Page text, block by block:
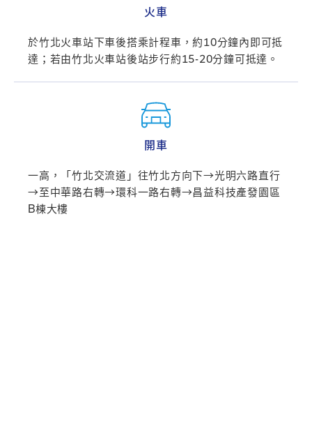
火車
於竹北火車站下車後搭乘計程車，約10分鐘內即可抵
達；若由竹北火車站後站步行約15-20分鐘可抵達。
開車
一高，「竹北交流道」往竹北方向下→光明六路直行
→至中華路右轉→環科一路右轉→昌益科技產發園區
B棟大樓